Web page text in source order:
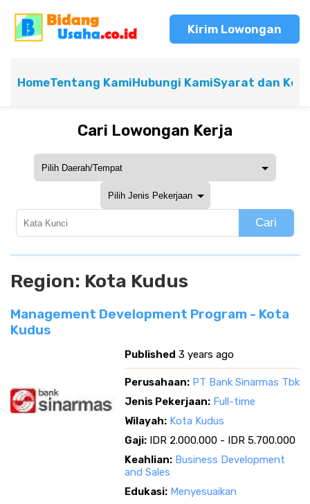
Kirim Lowongan
HomeTentang KamiHubungi KamiSyarat dan
Cari Lowongan Kerja
Cari
Region: Kota Kudus
Management Development Program - Kota
Kudus
Published 3 years ago
Perusahaan: PT Bank Sinarmas Tbk
Jenis Pekerjaan: Full-time
Wilayah: Kota Kudus
Gaji: IDR 2.000.000 - IDR 5.700.000
Keahlian: Business Development
and Sales
Edukasi: Menyesuaikan